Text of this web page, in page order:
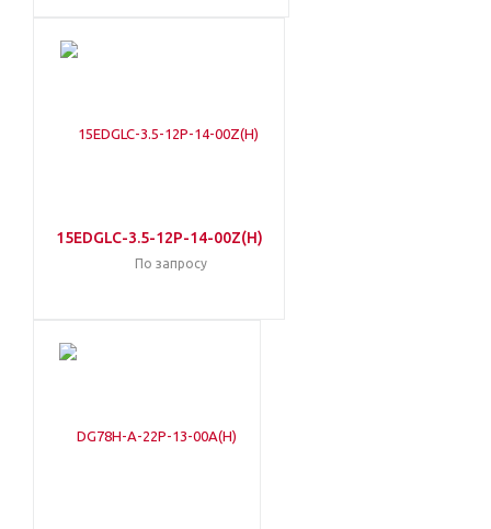
15EDGLC-3.5-12P-14-00Z(H)
По запросу